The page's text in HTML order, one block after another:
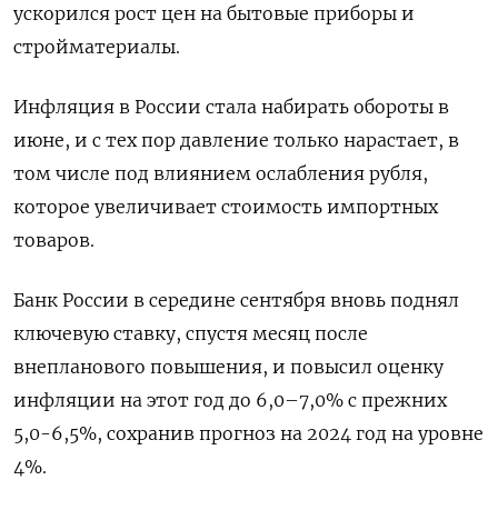
ускорился рост цен на бытовые приборы и
стройматериалы.
Инфляция в России стала набирать обороты в
июне, и с тех пор давление только нарастает, в
том числе под влиянием ослабления рубля,
которое увеличивает стоимость импортных
товаров.
Банк России в середине сентября вновь поднял
ключевую ставку, спустя месяц после
внепланового повышения, и повысил оценку
инфляции на этот год до 6,0–7,0% с прежних
5,0-6,5%, сохранив прогноз на 2024 год на уровне
4%.